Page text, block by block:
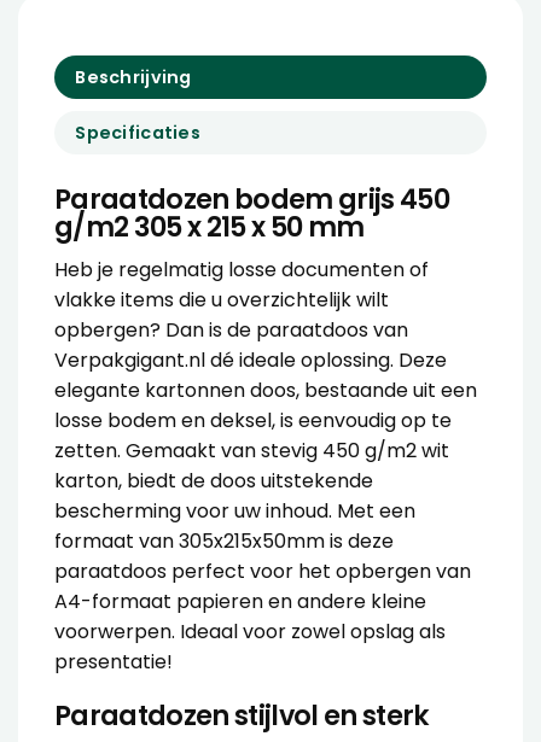
Beschrijving
Specificaties
Paraatdozen bodem grijs 450
g/m2 305 x 215 x 50 mm
Heb je regelmatig losse documenten of
vlakke items die u overzichtelijk wilt
opbergen? Dan is de paraatdoos van
Verpakgigant.nl dé ideale oplossing. Deze
elegante kartonnen doos, bestaande uit een
losse bodem en deksel, is eenvoudig op te
zetten. Gemaakt van stevig 450 g/m2 wit
karton, biedt de doos uitstekende
bescherming voor uw inhoud. Met een
formaat van 305x215x50mm is deze
paraatdoos perfect voor het opbergen van
A4-formaat papieren en andere kleine
voorwerpen. Ideaal voor zowel opslag als
presentatie!
Paraatdozen stijlvol en sterk